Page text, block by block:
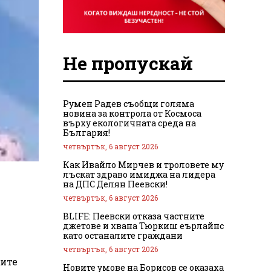
Не пропускай
Румен Радев съобщи голяма
новина за контрола от Космоса
върху екологичната среда на
България!
четвъртък, 6 август 2026
Как Ивайло Мирчев и троловете му
лъскат здраво имиджа на лидера
на ДПС Делян Пеевски!
четвъртък, 6 август 2026
BLIFE: Пеевски отказа частните
джетове и хвана Тюркиш еърлайнс
като останалите граждани
четвъртък, 6 август 2026
Новите умове на Борисов се оказаха